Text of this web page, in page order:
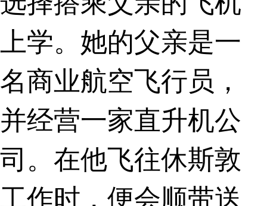
上学。她的父亲是一
名商业航空飞行员，
并经营一家直升机公
司。在他飞往休斯敦
工作时，便会顺带送